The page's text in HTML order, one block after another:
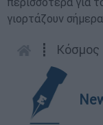
γιορτάζουν σήμερα
┋ Κόσμος